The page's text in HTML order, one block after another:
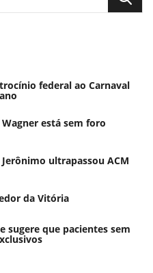
federal ao Carnaval
está sem foro
ultrapassou ACM
da Vitória
sugere que pacientes sem